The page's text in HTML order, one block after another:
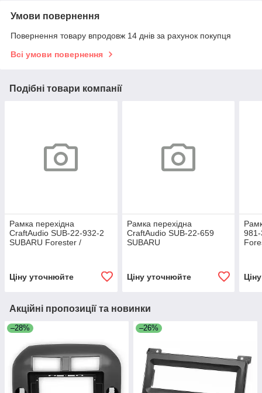
Умови повернення
Повернення товару впродовж 14 днів за рахунок покупця
Всі умови повернення
Подібні товари компанії
Рамка перехідна
CraftAudio SUB-22-932-2
SUBARU Forester /
Ціну уточнюйте
Рамка перехідна
CraftAudio SUB-22-659
SUBARU
Ціну уточнюйте
Акційні пропозиції та новинки
–28% –26%